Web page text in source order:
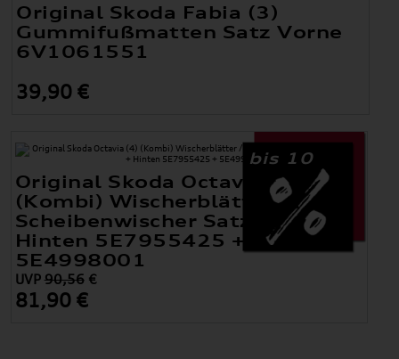
Original Skoda Fabia (3)
Gummifußmatten Satz Vorne
6V1061551
39,90 €
bis 10
Original Skoda Octavia (4)
(Kombi) Wischerblätter /
Scheibenwischer Satz Vorne +
Hinten 5E7955425 +
5E4998001
UVP 90,56€
81,90 €